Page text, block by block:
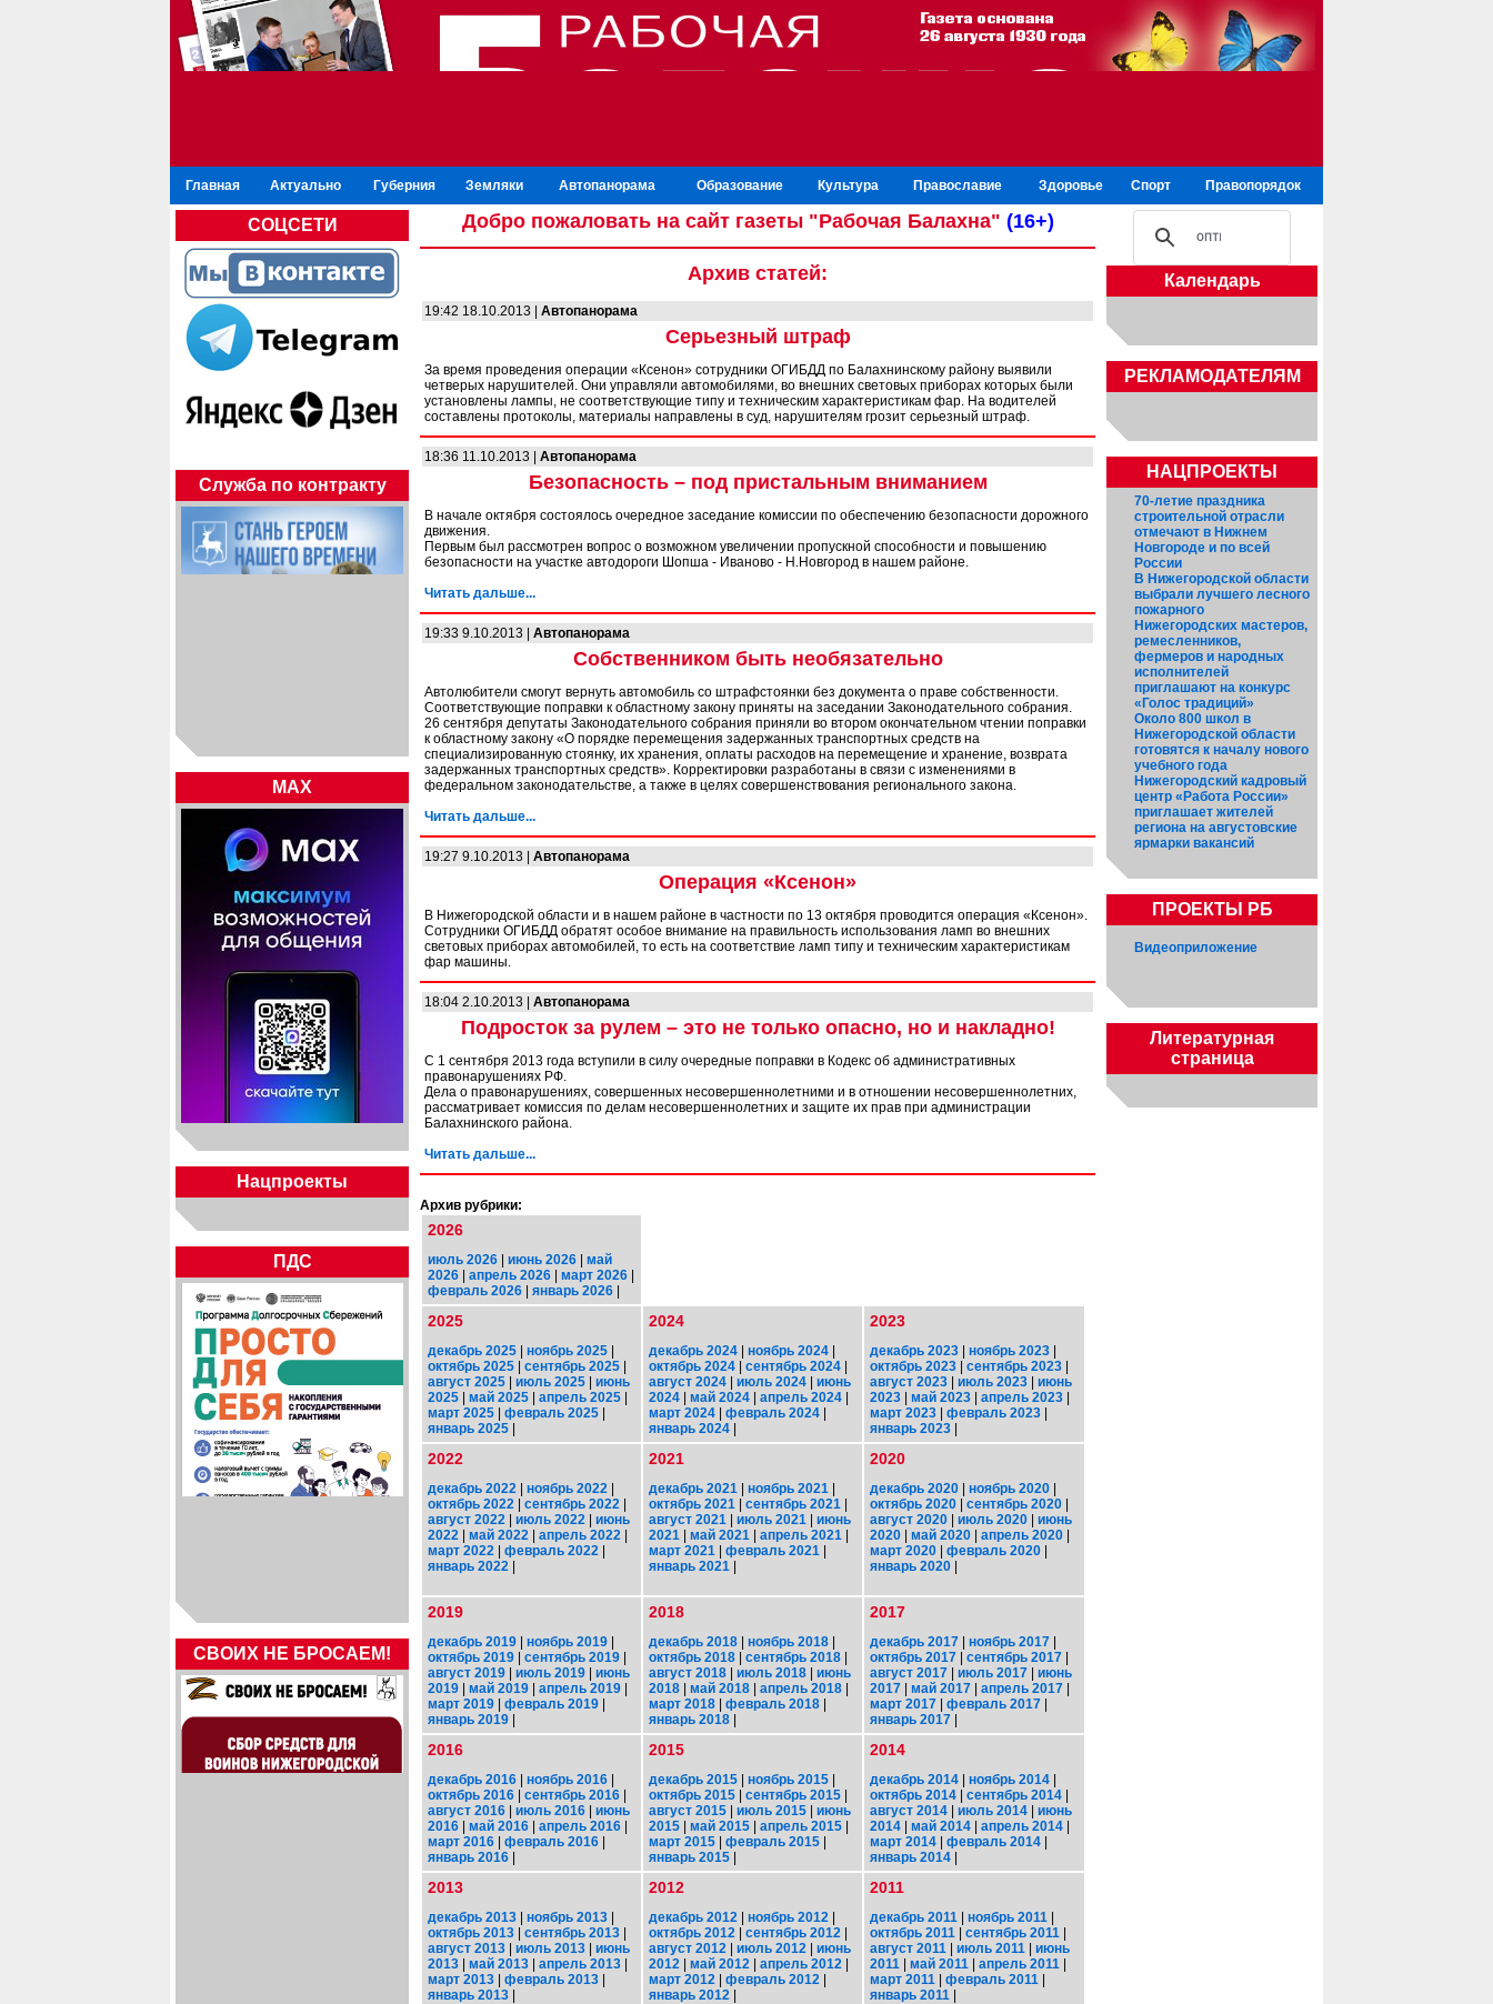
Главная Актуально Губерния Земляки Автопанорама Образование Культура Православие Здоровье Спорт Правопорядок
СОЦСЕТИ
Служба по контракту
MAX
Нацпроекты
ПДС
СВОИХ НЕ БРОСАЕМ!
Добро пожаловать на сайт газеты "Рабочая Балахна" (16+)
Архив статей:
19:42 18.10.2013 | Автопанорама
Серьезный штраф
За время проведения операции «Ксенон» сотрудники ОГИБДД по Балахнинскому району выявили
четверых нарушителей. Они управляли автомобилями, во внешних световых приборах которых были
установлены лампы, не соответствующие типу и техническим характеристикам фар. На водителей
составлены протоколы, материалы направлены в суд, нарушителям грозит серьезный штраф.
18:36 11.10.2013 | Автопанорама
Безопасность – под пристальным вниманием
В начале октября состоялось очередное заседание комиссии по обеспечению безопасности дорожного
движения.
Первым был рассмотрен вопрос о возможном увеличении пропускной способности и повышению
безопасности на участке автодороги Шопша - Иваново - Н.Новгород в нашем районе.
Читать дальше...
19:33 9.10.2013 | Автопанорама
Собственником быть необязательно
Автолюбители смогут вернуть автомобиль со штрафстоянки без документа о праве собственности.
Соответствующие поправки к областному закону приняты на заседании Законодательного собрания.
26 сентября депутаты Законодательного собрания приняли во втором окончательном чтении поправки
к областному закону «О порядке перемещения задержанных транспортных средств на
специализированную стоянку, их хранения, оплаты расходов на перемещение и хранение, возврата
задержанных транспортных средств». Корректировки разработаны в связи с изменениями в
федеральном законодательстве, а также в целях совершенствования регионального закона.
Читать дальше...
19:27 9.10.2013 | Автопанорама
Операция «Ксенон»
В Нижегородской области и в нашем районе в частности по 13 октября проводится операция «Ксенон».
Сотрудники ОГИБДД обратят особое внимание на правильность использования ламп во внешних
световых приборах автомобилей, то есть на соответствие ламп типу и техническим характеристикам
фар машины.
18:04 2.10.2013 | Автопанорама
Подросток за рулем – это не только опасно, но и накладно!
С 1 сентября 2013 года вступили в силу очередные поправки в Кодекс об административных
правонарушениях РФ.
Дела о правонарушениях, совершенных несовершеннолетними и в отношении несовершеннолетних,
рассматривает комиссия по делам несовершеннолетних и защите их прав при администрации
Балахнинского района.
Читать дальше...
Архив рубрики:
2026
июль 2026 | июнь 2026 | май
2026 | апрель 2026 | март 2026 |
февраль 2026 | январь 2026 |
2025
декабрь 2025 | ноябрь 2025 |
октябрь 2025 | сентябрь 2025 |
август 2025 | июль 2025 | июнь
2025 | май 2025 | апрель 2025 |
март 2025 | февраль 2025 |
январь 2025 |
2024
декабрь 2024 | ноябрь 2024 |
октябрь 2024 | сентябрь 2024 |
август 2024 | июль 2024 | июнь
2024 | май 2024 | апрель 2024 |
март 2024 | февраль 2024 |
январь 2024 |
2023
декабрь 2023 | ноябрь 2023 |
октябрь 2023 | сентябрь 2023 |
август 2023 | июль 2023 | июнь
2023 | май 2023 | апрель 2023 |
март 2023 | февраль 2023 |
январь 2023 |
2022
декабрь 2022 | ноябрь 2022 |
октябрь 2022 | сентябрь 2022 |
август 2022 | июль 2022 | июнь
2022 | май 2022 | апрель 2022 |
март 2022 | февраль 2022 |
январь 2022 |
2021
декабрь 2021 | ноябрь 2021 |
октябрь 2021 | сентябрь 2021 |
август 2021 | июль 2021 | июнь
2021 | май 2021 | апрель 2021 |
март 2021 | февраль 2021 |
январь 2021 |
2020
декабрь 2020 | ноябрь 2020 |
октябрь 2020 | сентябрь 2020 |
август 2020 | июль 2020 | июнь
2020 | май 2020 | апрель 2020 |
март 2020 | февраль 2020 |
январь 2020 |
2019
декабрь 2019 | ноябрь 2019 |
октябрь 2019 | сентябрь 2019 |
август 2019 | июль 2019 | июнь
2019 | май 2019 | апрель 2019 |
март 2019 | февраль 2019 |
январь 2019 |
2018
декабрь 2018 | ноябрь 2018 |
октябрь 2018 | сентябрь 2018 |
август 2018 | июль 2018 | июнь
2018 | май 2018 | апрель 2018 |
март 2018 | февраль 2018 |
январь 2018 |
2017
декабрь 2017 | ноябрь 2017 |
октябрь 2017 | сентябрь 2017 |
август 2017 | июль 2017 | июнь
2017 | май 2017 | апрель 2017 |
март 2017 | февраль 2017 |
январь 2017 |
2016
декабрь 2016 | ноябрь 2016 |
октябрь 2016 | сентябрь 2016 |
август 2016 | июль 2016 | июнь
2016 | май 2016 | апрель 2016 |
март 2016 | февраль 2016 |
январь 2016 |
2015
декабрь 2015 | ноябрь 2015 |
октябрь 2015 | сентябрь 2015 |
август 2015 | июль 2015 | июнь
2015 | май 2015 | апрель 2015 |
март 2015 | февраль 2015 |
январь 2015 |
2014
декабрь 2014 | ноябрь 2014 |
октябрь 2014 | сентябрь 2014 |
август 2014 | июль 2014 | июнь
2014 | май 2014 | апрель 2014 |
март 2014 | февраль 2014 |
январь 2014 |
2013
декабрь 2013 | ноябрь 2013 |
октябрь 2013 | сентябрь 2013 |
август 2013 | июль 2013 | июнь
2013 | май 2013 | апрель 2013 |
март 2013 | февраль 2013 |
январь 2013 |
2012
декабрь 2012 | ноябрь 2012 |
октябрь 2012 | сентябрь 2012 |
август 2012 | июль 2012 | июнь
2012 | май 2012 | апрель 2012 |
март 2012 | февраль 2012 |
январь 2012 |
2011
декабрь 2011 | ноябрь 2011 |
октябрь 2011 | сентябрь 2011 |
август 2011 | июль 2011 | июнь
2011 | май 2011 | апрель 2011 |
март 2011 | февраль 2011 |
январь 2011 |
Календарь
РЕКЛАМОДАТЕЛЯМ
НАЦПРОЕКТЫ
70-летие праздника
строительной отрасли
отмечают в Нижнем
Новгороде и по всей
России
В Нижегородской области
выбрали лучшего лесного
пожарного
Нижегородских мастеров,
ремесленников,
фермеров и народных
исполнителей
приглашают на конкурс
«Голос традиций»
Около 800 школ в
Нижегородской области
готовятся к началу нового
учебного года
Нижегородский кадровый
центр «Работа России»
приглашает жителей
региона на августовские
ярмарки вакансий
ПРОЕКТЫ РБ
Видеоприложение
Литературная
страница